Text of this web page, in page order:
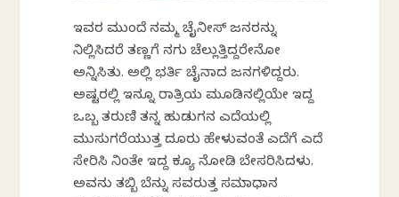
ಇವರ ಮುಂದೆ ನಮ್ಮ ಚೈನೀಸ್ ಜನರನ್ನು
ನಿಲ್ಲಿಸಿದರೆ ತಣ್ಣಗೆ ನಗು ಚೆಲ್ಲುತ್ತಿದ್ದರೇನೋ
ಅನ್ನಿಸಿತು. ಅಲ್ಲಿ ಭರ್ತಿ ಚೈನಾದ ಜನಗಳಿದ್ದರು.
ಅಷ್ಟರಲ್ಲಿ ಇನ್ನೂ ರಾತ್ರಿಯ ಮೂಡಿನಲ್ಲಿಯೇ ಇದ್ದ
ಒಬ್ಬ ತರುಣಿ ತನ್ನ ಹುಡುಗನ ಎದೆಯಲ್ಲಿ
ಮುಸುಗರೆಯುತ್ತ ದೂರು ಹೇಳುವಂತೆ ಎದೆಗೆ ಎದೆ
ಸೇರಿಸಿ ನಿಂತೇ ಇದ್ದ ಕ್ಯೂ ನೋಡಿ ಬೇಸರಿಸಿದಳು.
ಅವನು ತಬ್ಬಿ ಬೆನ್ನು ಸವರುತ್ತ ಸಮಾಧಾನ